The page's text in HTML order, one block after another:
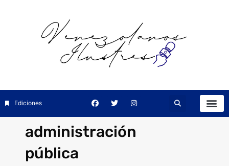
Ediciones
administración
pública